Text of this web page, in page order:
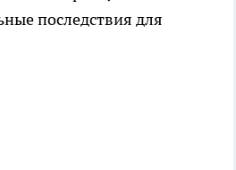
последствия для